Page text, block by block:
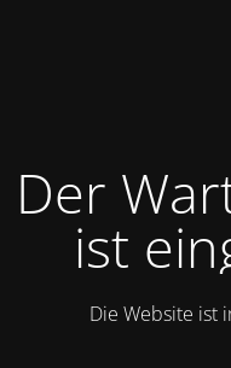
Der
ist
Die Website ist